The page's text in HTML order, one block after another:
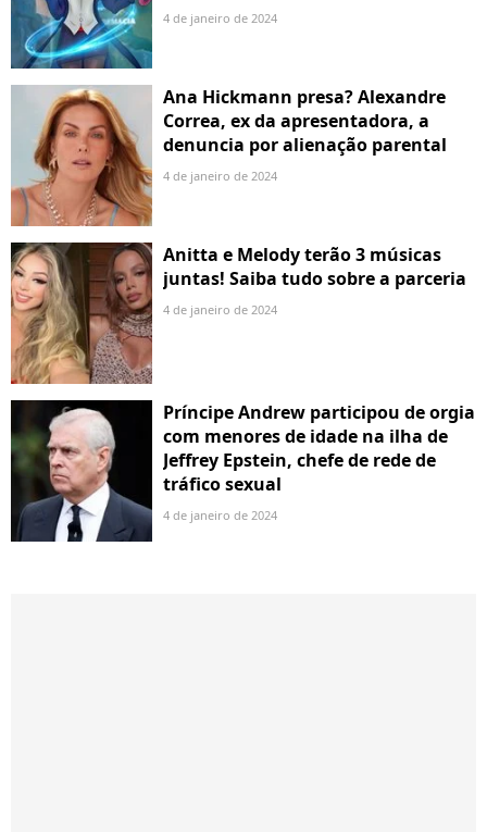
4 de janeiro de 2024
Ana Hickmann presa? Alexandre
Correa, ex da apresentadora, a
denuncia por alienação parental
4 de janeiro de 2024
Anitta e Melody terão 3 músicas
juntas! Saiba tudo sobre a parceria
4 de janeiro de 2024
Príncipe Andrew participou de orgia
com menores de idade na ilha de
Jeffrey Epstein, chefe de rede de
tráfico sexual
4 de janeiro de 2024